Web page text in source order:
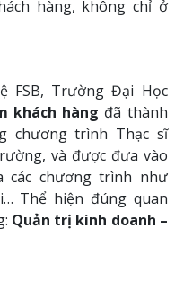
hàng, không chỉ ở
FSB, Trường Đại Học
khách hàng đã thành
chương trình Thạc sĩ
và được đưa vào
các chương trình như
Thể hiện đúng quan
Quản trị kinh doanh –